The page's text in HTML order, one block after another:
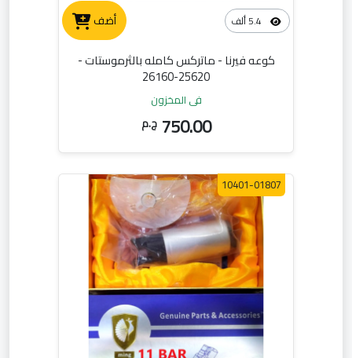
أضف
كوعه فيرنا - ماتركس كامله بالثرموستات -
25620-26160
في المخزون
750.00 ج.م
10401-01807